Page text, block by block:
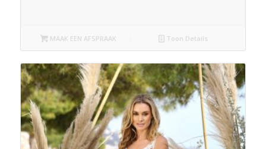
MAAK EEN AFSPRAAK Toon Details